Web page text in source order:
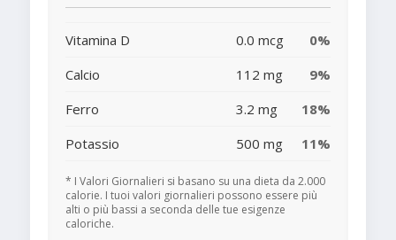
Vitamina D 0.0 mcg
0%
Calcio
112 mg
9%
Ferro
3.2 mg
18%
Potassio
500 mg 11%
* I Valori Giornalieri si basano su una dieta da 2.000
calorie. I tuoi valori giornalieri possono essere più
alti o più bassi a seconda delle tue esigenze
caloriche.